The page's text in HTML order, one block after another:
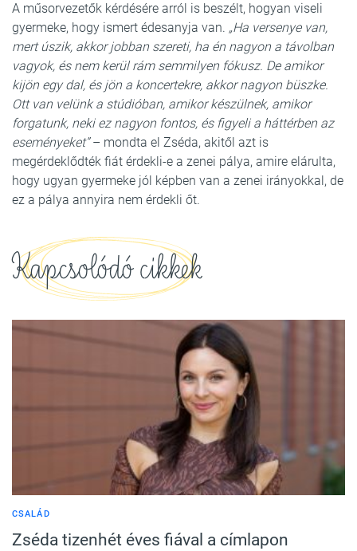
A műsorvezetők kérdésére arról is beszélt, hogyan viseli
gyermeke, hogy ismert édesanyja van. „Ha versenye van,
mert úszik, akkor jobban szereti, ha én nagyon a távolban
vagyok, és nem kerül rám semmilyen fókusz. De amikor
kijön egy dal, és jön a koncertekre, akkor nagyon büszke.
Ott van velünk a stúdióban, amikor készülnek, amikor
forgatunk, neki ez nagyon fontos, és figyeli a háttérben az
eseményeket”– mondta el Zséda, akitől azt is
megérdeklődték fiát érdekli-e a zenei pálya, amire elárulta,
hogy ugyan gyermeke jól képben van a zenei irányokkal, de
ez a pálya annyira nem érdekli őt.
Kapcsolódó cikkek
CSALÁD
Zséda tizenhét éves fiával a címlapon